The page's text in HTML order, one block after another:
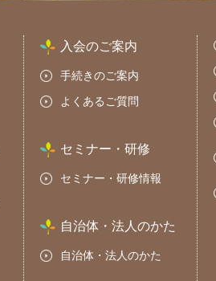
入会のご案内
手続きのご案内
よくあるご質問
セミナー・研修
セミナー・研修情報
自治体・法人のかた
自治体・法人のかた